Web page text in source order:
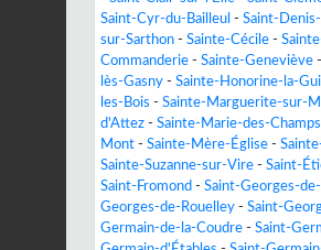
Saint-Cyr-du-Bailleul - Saint-
sur-Sarthon - Sainte-Cécile -
Commanderie - Sainte-Geneviève -
lès-Gasny - Sainte-Honorine-la-
les-Bois - Sainte-Marguerite-sur-
d'Attez - Sainte-Marie-des-Champs
Mont - Sainte-Mère-Église -
Sainte-Suzanne-sur-Vire - Saint-
Saint-Fromond - Saint-Georges-
Georges-de-Rouelley - Saint-
Germain-de-la-Coudre - Saint-